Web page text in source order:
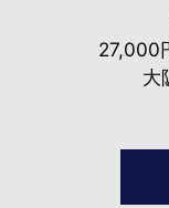
27,000
大